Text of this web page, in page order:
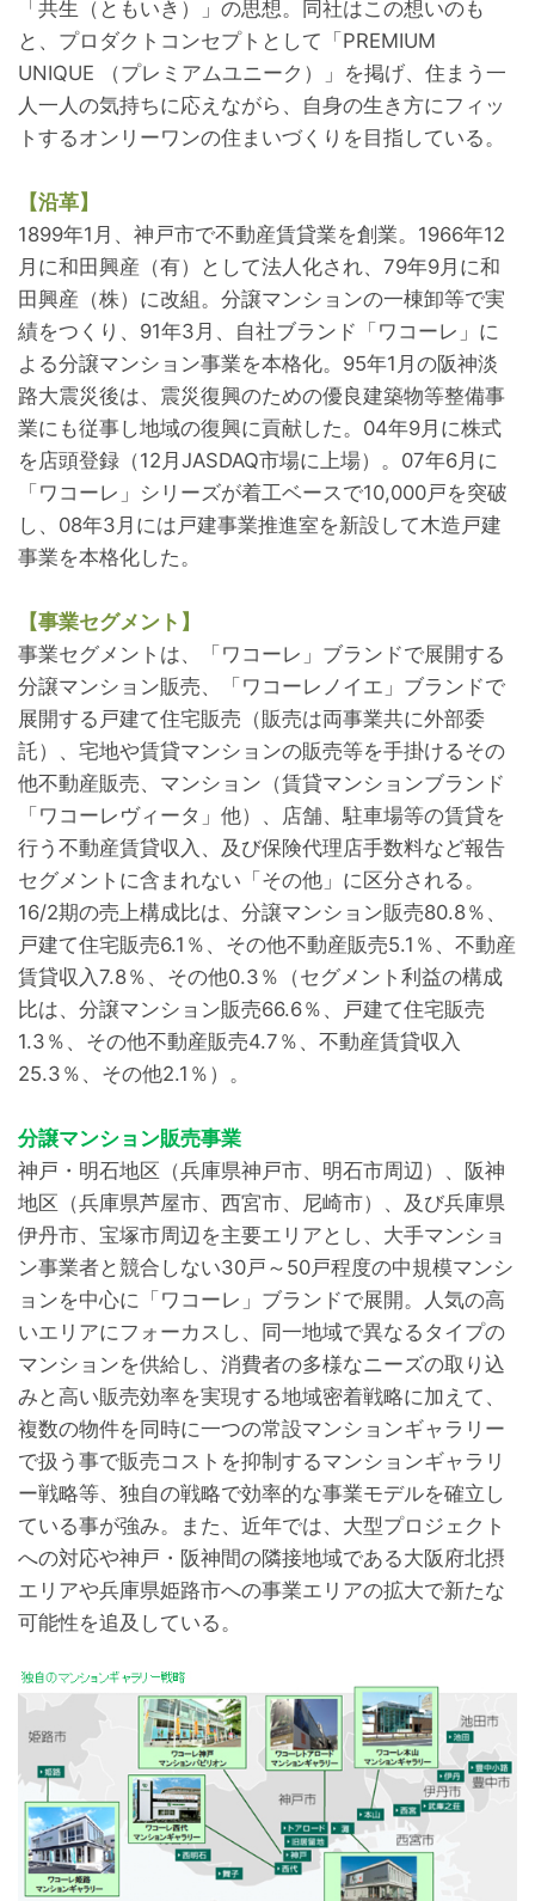
「共生（ともいき）」の思想。同社はこの想いのも
と、プロダクトコンセプトとして「PREMIUM
UNIQUE （プレミアムユニーク）」を掲げ、住まう一
人一人の気持ちに応えながら、自身の生き方にフィッ
トするオンリーワンの住まいづくりを目指している。
【沿革】
1899年1月、神戸市で不動産賃貸業を創業。1966年12
月に和田興産（有）として法人化され、79年9月に和
田興産（株）に改組。分譲マンションの一棟卸等で実
績をつくり、91年3月、自社ブランド「ワコーレ」に
よる分譲マンション事業を本格化。95年1月の阪神淡
路大震災後は、震災復興のための優良建築物等整備事
業にも従事し地域の復興に貢献した。04年9月に株式
を店頭登録（12月JASDAQ市場に上場）。07年6月に
「ワコーレ」シリーズが着工ベースで10,000戸を突破
し、08年3月には戸建事業推進室を新設して木造戸建
事業を本格化した。
【事業セグメント】
事業セグメントは、「ワコーレ」ブランドで展開する
分譲マンション販売、「ワコーレノイエ」ブランドで
展開する戸建て住宅販売（販売は両事業共に外部委
託）、宅地や賃貸マンションの販売等を手掛けるその
他不動産販売、マンション（賃貸マンションブランド
「ワコーレヴィータ」他）、店舗、駐車場等の賃貸を
行う不動産賃貸収入、及び保険代理店手数料など報告
セグメントに含まれない「その他」に区分される。
16/2期の売上構成比は、分譲マンション販売80.8％、
戸建て住宅販売6.1％、その他不動産販売5.1％、不動産
賃貸収入7.8％、その他0.3％（セグメント利益の構成
比は、分譲マンション販売66.6％、戸建て住宅販売
1.3％、その他不動産販売4.7％、不動産賃貸収入
25.3％、その他2.1％）。
分譲マンション販売事業
神戸・明石地区（兵庫県神戸市、明石市周辺）、阪神
地区（兵庫県芦屋市、西宮市、尼崎市）、及び兵庫県
伊丹市、宝塚市周辺を主要エリアとし、大手マンショ
ン事業者と競合しない30戸～50戸程度の中規模マンシ
ョンを中心に「ワコーレ」ブランドで展開。人気の高
いエリアにフォーカスし、同一地域で異なるタイプの
マンションを供給し、消費者の多様なニーズの取り込
みと高い販売効率を実現する地域密着戦略に加えて、
複数の物件を同時に一つの常設マンションギャラリー
で扱う事で販売コストを抑制するマンションギャラリ
ー戦略等、独自の戦略で効率的な事業モデルを確立し
ている事が強み。また、近年では、大型プロジェクト
への対応や神戸・阪神間の隣接地域である大阪府北摂
エリアや兵庫県姫路市への事業エリアの拡大で新たな
可能性を追及している。